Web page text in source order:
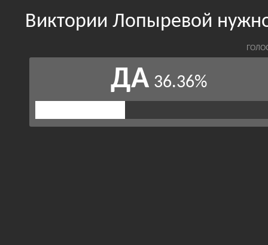
Виктории Лопыревой
ДА 36.36%